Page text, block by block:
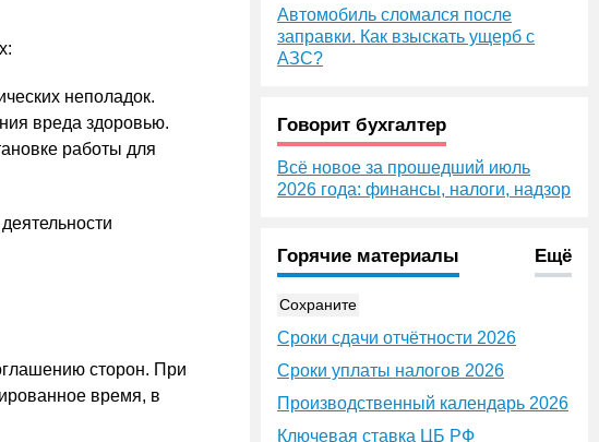
неполадок.
вреда здоровью.
работы для
сторон. При
время, в
Автомобиль сломался после
заправки. Как взыскать ущерб с
АЗС?
Говорит бухгалтер
Всё новое за прошедший июль
2026 года: финансы, налоги, надзор
Горячие материалы Ещё
Сохраните
Сроки сдачи отчётности 2026
Сроки уплаты налогов 2026
Производственный календарь 2026
Ключевая ставка ЦБ РФ